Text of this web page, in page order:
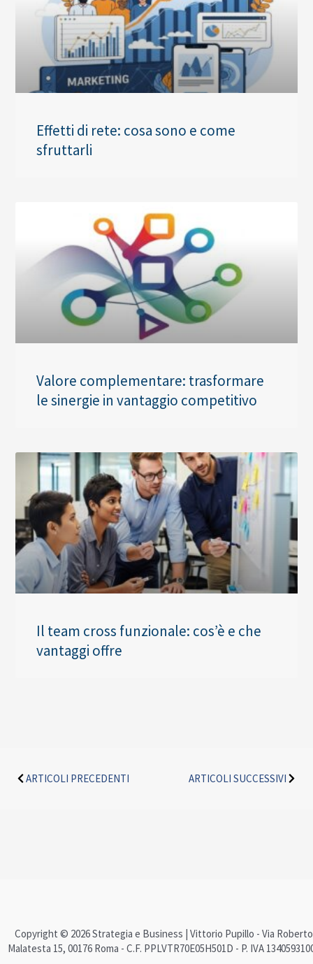
Effetti di rete: cosa sono e come
sfruttarli
Valore complementare: trasformare
le sinergie in vantaggio competitivo
Il team cross funzionale: cos’è e che
vantaggi offre
ARTICOLI PRECEDENTI
ARTICOLI SUCCESSIVI
Copyright © 2026 Strategia e Business | Vittorio Pupillo - Via Roberto
Malatesta 15, 00176 Roma - C.F. PPLVTR70E05H501D - P. IVA